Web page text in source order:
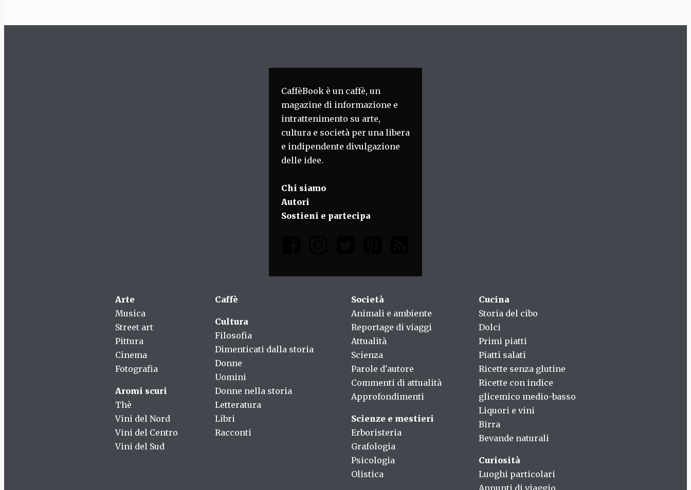
CaffèBook è un caffè, un
magazine di informazione e
intrattenimento su arte,
cultura e società per una libera
e indipendente divulgazione
delle idee.
Chi siamo
Autori
Sostieni e partecipa
Arte
Musica
Street art
Pittura
Cinema
Fotografia
Aromi scuri
Thè
Vini del Nord
Vini del Centro
Vini del Sud
Caffè
Cultura
Filosofia
Dimenticati dalla storia
Donne
Uomini
Donne nella storia
Letteratura
Libri
Racconti
Società
Animali e ambiente
Reportage di viaggi
Attualità
Scienza
Parole d'autore
Commenti di attualità
Approfondimenti
Scienze e mestieri
Erboristeria
Grafologia
Psicologia
Olistica
Cucina
Storia del cibo
Dolci
Primi piatti
Piatti salati
Ricette senza glutine
Ricette con indice
glicemico medio-basso
Liquori e vini
Birra
Bevande naturali
Curiosità
Luoghi particolari